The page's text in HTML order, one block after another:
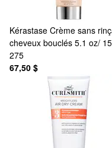
Kérastase Crème sans
cheveux bouclés 5.1 oz/
275
67,50 $